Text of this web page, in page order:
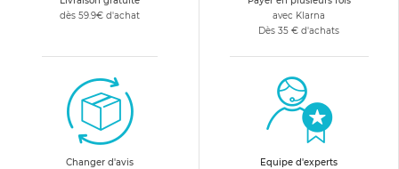
dès 59.9€ d'achat
avec Klarna
Dès 35 € d'achats
Changer d'avis
Equipe d'experts